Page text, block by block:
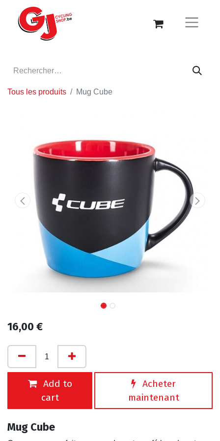
Tous les produits Mug Cube
16,00 €
Add to
cart
Acheter
maintenant
Mug Cube